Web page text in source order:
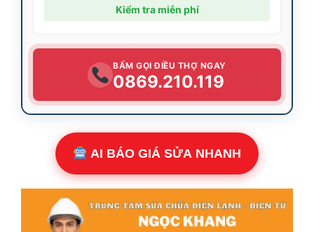
Kiểm tra miễn phí
BẤM GỌI ĐIỀU THỢ NGAY
0869.210.119
AI BÁO GIÁ SỬA NHANH